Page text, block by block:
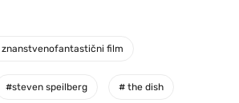
znanstvenofantastični film
#steven speilberg # the dish